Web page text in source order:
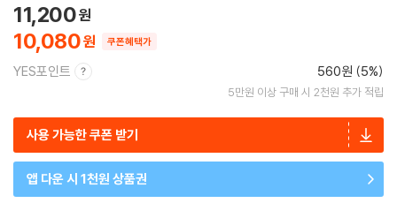
10,080
11,200
쿠폰혜택가
YES포인트 560원 (5%)
5만원 이상 구매 시 2천원 추가 적립
사용 가능한 쿠폰 받기
앱 다운 시 1천원 상품권